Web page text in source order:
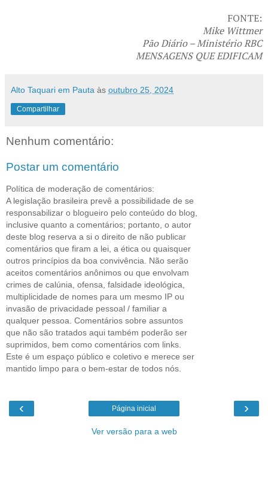
FONTE:
Mike Wittmer
Pão Diário – Ministério RBC
MENSAGENS QUE EDIFICAM
Alto Taquari em Pauta às outubro 25, 2024
Compartilhar
Nenhum comentário:
Postar um comentário
Política de moderação de comentários:
A legislação brasileira prevê a possibilidade de se
responsabilizar o blogueiro pelo conteúdo do blog,
inclusive quanto a comentários; portanto, o autor
deste blog reserva a si o direito de não publicar
comentários que firam a lei, a ética ou quaisquer
outros princípios da boa convivência. Não serão
aceitos comentários anônimos ou que envolvam
crimes de calúnia, ofensa, falsidade ideológica,
multiplicidade de nomes para um mesmo IP ou
invasão de privacidade pessoal / familiar a
qualquer pessoa. Comentários sobre assuntos
que não são tratados aqui também poderão ser
suprimidos, bem como comentários com links.
Este é um espaço público e coletivo e merece ser
mantido limpo para o bem-estar de todos nós.
‹ ›
Página inicial
Ver versão para a web